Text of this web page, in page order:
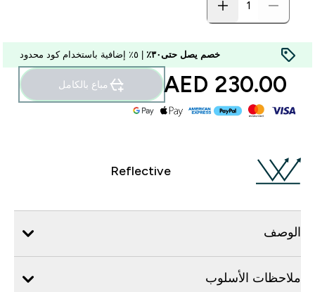
خصم يصل حتى٣٠٪
230.00 AED‎ مباع بالكامل
Reflective
الوصف
ملاحظات الأسلوب